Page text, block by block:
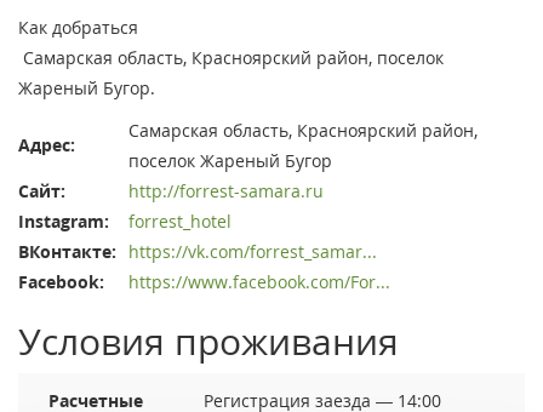
Как добраться
Самарская область, Красноярский район, поселок
Жареный Бугор.
Адрес:
Самарская область, Красноярский район,
поселок Жареный Бугор
Сайт:
http://forrest-samara.ru
Instagram:
forrest_hotel
ВКонтакте:
https://vk.com/forrest_samar...
Facebook:
https://www.facebook.com/For...
Условия проживания
Расчетные Регистрация заезда — 14:00